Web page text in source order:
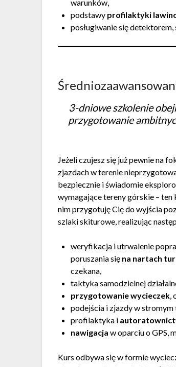
warunków,
podstawy profilaktyki
posługiwanie się detektorem,
3-dniowe szkolenie
przygotowanie
Jeżeli czujesz się już pewnie na
zjazdach w terenie
bezpiecznie i świadomie
wymagające tereny górskie – ten
nim przygotuję Cię do wyjścia
szlaki skiturowe, realizując
weryfikacja i utrwalenie
poruszania się na nartach
czekana,
taktyka samodzielnej
przygotowanie wycieczek,
podejścia i zjazdy w
profilaktyka i
nawigacja w oparciu o GPS,
Kurs odbywa się w formie